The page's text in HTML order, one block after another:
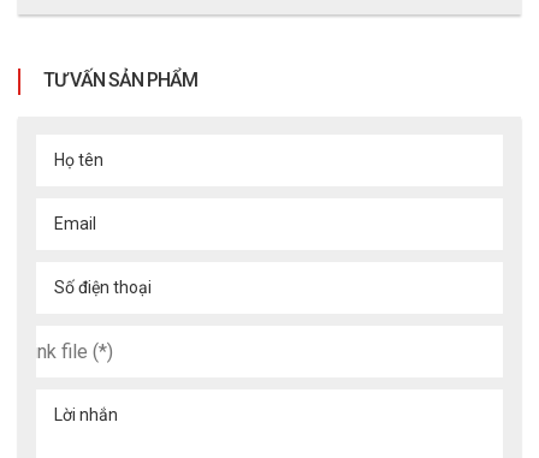
TƯ VẤN SẢN PHẨM
Họ tên
Email
Số điện thoại
Lời nhắn